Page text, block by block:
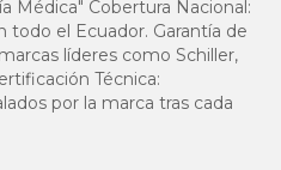
Médica" Cobertura Nacional:
el Ecuador. Garantía de
líderes como Schiller,
Técnica:
por la marca tras cada